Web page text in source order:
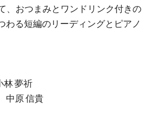
、おつまみとワンドリンク付きの
わる短編のリーディングとピアノ
夢祈
信貴